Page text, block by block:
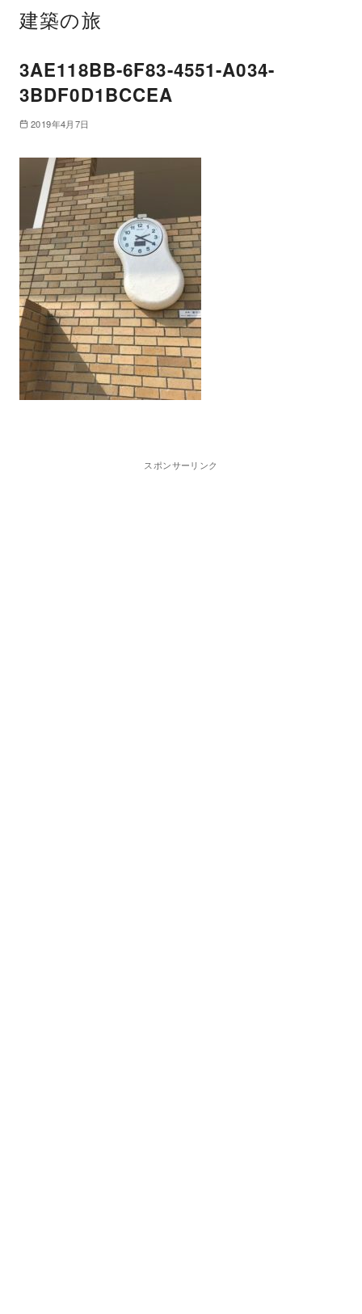
建築の旅
3AE118BB-6F83-4551-A034-
3BDF0D1BCCEA
2019年4月7日
スポンサーリンク